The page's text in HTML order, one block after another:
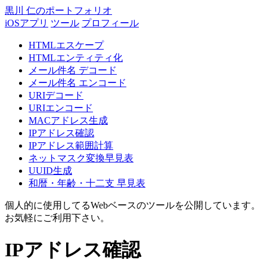
黒川 仁のポートフォリオ
iOSアプリ ツール プロフィール
HTMLエスケープ
HTMLエンティティ化
メール件名 デコード
メール件名 エンコード
URIデコード
URIエンコード
MACアドレス生成
IPアドレス確認
IPアドレス範囲計算
ネットマスク変換早見表
UUID生成
和暦・年齢・十二支 早見表
個人的に使用してるWebベースのツールを公開しています。
お気軽にご利用下さい。
IPアドレス確認